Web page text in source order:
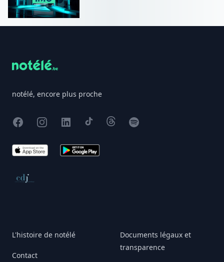
notélé, encore plus proche
FacebookInstagram
X TikTokThreadsSpotify
App Store Google Play
Conseil de déontologie journalistique
L'histoire de notélé
Contact
Documents légaux et
transparence